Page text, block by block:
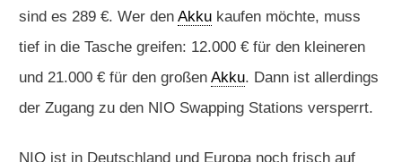
sind es 289 €. Wer den Akku kaufen möchte, muss
tief in die Tasche greifen: 12.000 € für den kleineren
und 21.000 € für den großen Akku. Dann ist allerdings
der Zugang zu den NIO Swapping Stations versperrt.
NIO ist in Deutschland und Europa noch frisch auf